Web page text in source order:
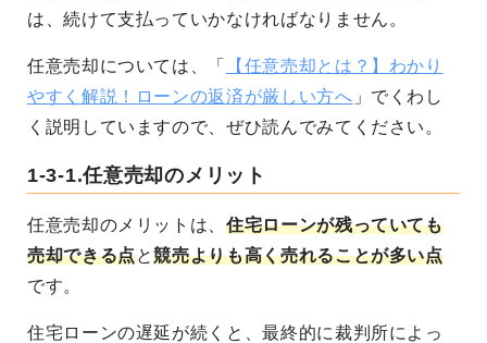
は、続けて支払っていかなければなりません。
任意売却については、「
【任意売却とは？】わかり
やすく解説！ローンの返済が厳しい方へ 」でくわし
く説明していますので、ぜひ読んでみてください。
1-3-1.任意売却のメリット
任意売却のメリットは、住宅ローンが残っていても
売却できる点と競売よりも高く売れることが多い点
です。
住宅ローンの遅延が続くと、最終的に裁判所によっ